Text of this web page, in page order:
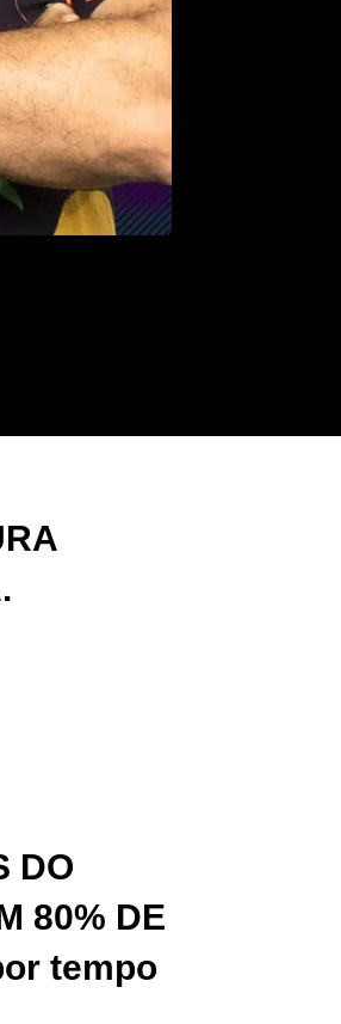
DO
80% DE
tempo